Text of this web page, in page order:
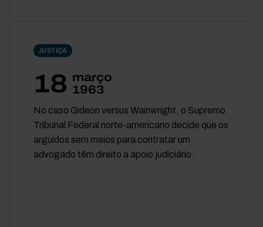
JUSTIÇA
18 março
1963
No caso Gideon versus Wainwright, o Supremo
Tribunal Federal norte-americano decide que os
arguidos sem meios para contratar um
advogado têm direito a apoio judiciário.